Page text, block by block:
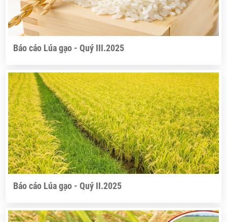
Báo cáo Lúa gạo - Quý III.2025
Báo cáo Lúa gạo - Quý II.2025